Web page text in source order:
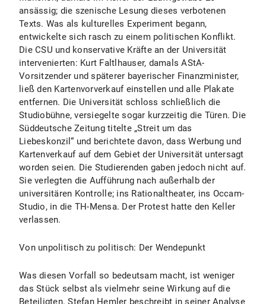
ansässig; die szenische Lesung dieses verbotenen
Texts. Was als kulturelles Experiment begann,
entwickelte sich rasch zu einem politischen Konflikt.
Die CSU und konservative Kräfte an der Universität
intervenierten: Kurt Faltlhauser, damals AStA-
Vorsitzender und späterer bayerischer Finanzminister,
ließ den Kartenvorverkauf einstellen und alle Plakate
entfernen. Die Universität schloss schließlich die
Studiobühne, versiegelte sogar kurzzeitig die Türen. Die
Süddeutsche Zeitung titelte „Streit um das
Liebeskonzil“ und berichtete davon, dass Werbung und
Kartenverkauf auf dem Gebiet der Universität untersagt
worden seien. Die Studierenden gaben jedoch nicht auf.
Sie verlegten die Aufführung nach außerhalb der
universitären Kontrolle; ins Rationaltheater, ins Occam-
Studio, in die TH-Mensa. Der Protest hatte den Keller
verlassen.
Von unpolitisch zu politisch: Der Wendepunkt
Was diesen Vorfall so bedeutsam macht, ist weniger
das Stück selbst als vielmehr seine Wirkung auf die
Beteiligten. Stefan Hemler beschreibt in seiner Analyse